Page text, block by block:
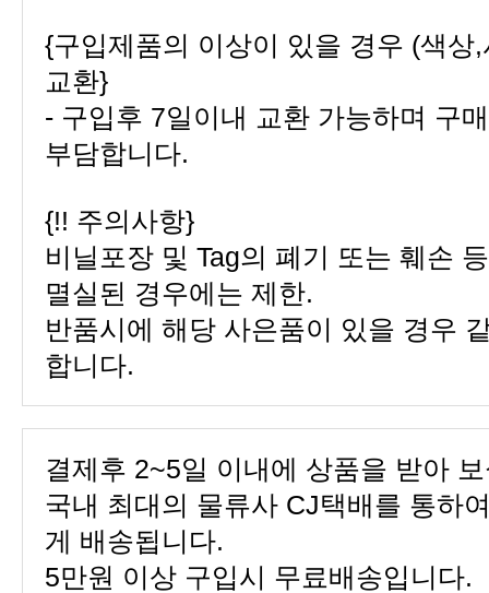
교환}
부담합니다.
{!! 주의사항}
멸실된 경우에는 제한.
합니다.
결제후 2~5일 이내에 상품을 받아
게 배송됩니다.
5만원 이상 구입시 무료배송입니다.